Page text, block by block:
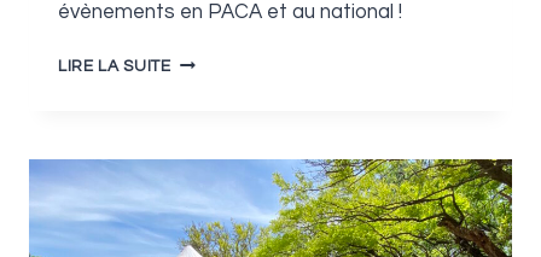
évènements en PACA et au national !
LIRE LA SUITENEWSLETTER